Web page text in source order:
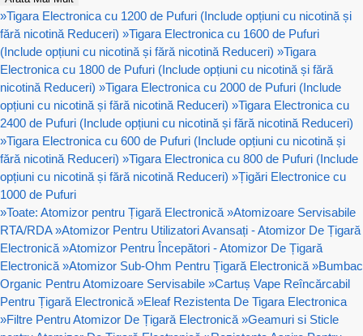
»Tigara Electronica cu 1200 de Pufuri (Include opțiuni cu nicotină și
fără nicotină Reduceri) »Tigara Electronica cu 1600 de Pufuri
(Include opțiuni cu nicotină și fără nicotină Reduceri) »Tigara
Electronica cu 1800 de Pufuri (Include opțiuni cu nicotină și fără
nicotină Reduceri) »Tigara Electronica cu 2000 de Pufuri (Include
opțiuni cu nicotină și fără nicotină Reduceri) »Tigara Electronica cu
2400 de Pufuri (Include opțiuni cu nicotină și fără nicotină Reduceri)
»Tigara Electronica cu 600 de Pufuri (Include opțiuni cu nicotină și
fără nicotină Reduceri) »Tigara Electronica cu 800 de Pufuri (Include
opțiuni cu nicotină și fără nicotină Reduceri) »Țigări Electronice cu
1000 de Pufuri
»Toate: Atomizor pentru Țigară Electronică »Atomizoare Servisabile
RTA/RDA »Atomizor Pentru Utilizatori Avansați - Atomizor De Țigară
Electronică »Atomizor Pentru Începători - Atomizor De Țigară
Electronică »Atomizor Sub-Ohm Pentru Țigară Electronică »Bumbac
Organic Pentru Atomizoare Servisabile »Cartuș Vape Reîncărcabil
Pentru Țigară Electronică »Eleaf Rezistenta De Tigara Electronica
»Filtre Pentru Atomizor De Țigară Electronică »Geamuri si Sticle